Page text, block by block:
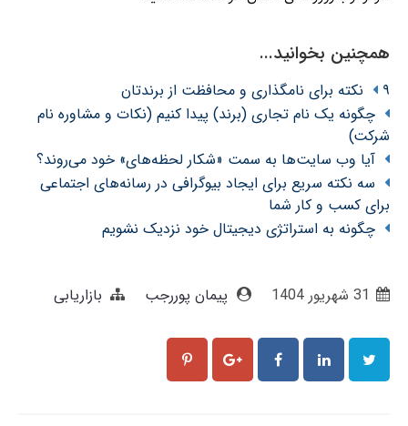
همچنین بخوانید...
چگونه یک نام تجاری (برند) پیدا کنیم (نکات و مشاوره نام
شرکت)
آیا وب سایت‌ها به سمت «شکار لحظه‌های» خود می‌روند؟
سه نکته سریع برای ایجاد بیوگرافی در رسانه‌های اجتماعی
برای کسب و کار شما
چگونه به استراتژی دیجیتال خود نزدیک نشویم
31 شهریور 1404 پیمان پوررجب بازاریابی